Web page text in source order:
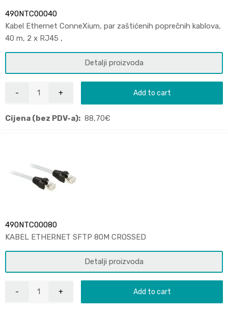
490NTC00040
Kabel Ethernet ConneXium, par zaštićenih poprečnih kablova,
40 m, 2 x RJ45 ,
Detalji proizvoda
Add to cart
Cijena (bez PDV-a): 88,70€
490NTC00080
KABEL ETHERNET SFTP 80M CROSSED
Detalji proizvoda
Add to cart